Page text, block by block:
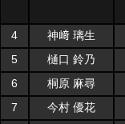
4 神﨑 璃生
5
樋口 鈴乃
6
桐原 麻尋
7
今村 優花